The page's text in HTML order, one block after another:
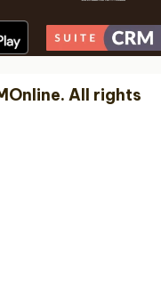
All rights